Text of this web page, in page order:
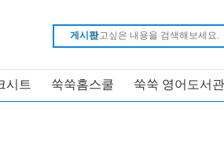
게시판
시트 쑥쑥홈스쿨 쑥쑥 영어도서관